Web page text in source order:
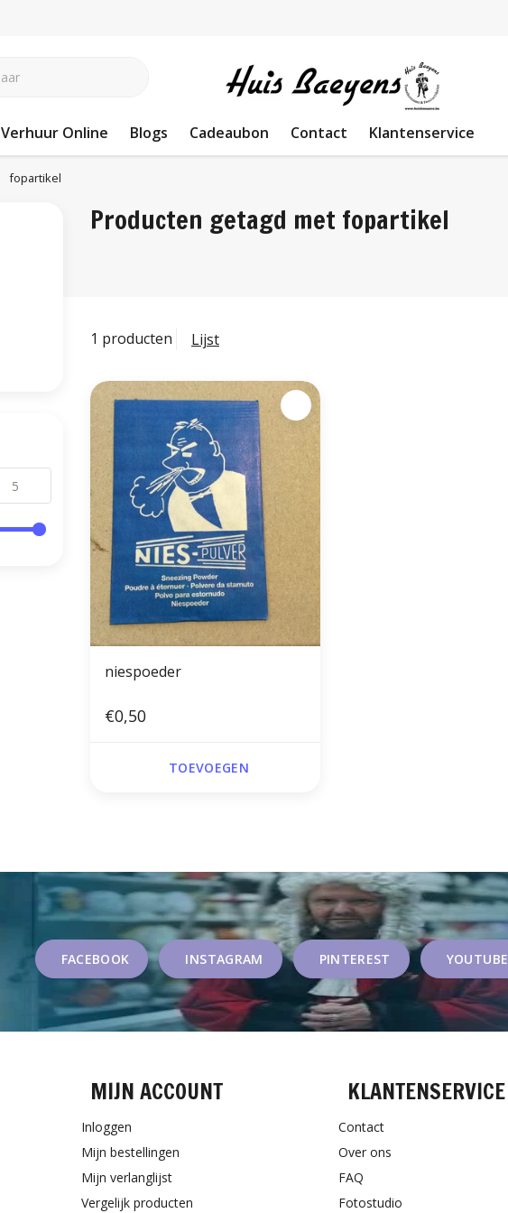
Verhuur Online Blogs Cadeaubon Contact Klantenservice
fopartikel
Producten getagd met fopartikel
1 producten Lijst
niespoeder
€0,50
TOEVOEGEN
FACEBOOK INSTAGRAM PINTEREST YOUTUBE
MIJN ACCOUNT
Inloggen
Mijn bestellingen
Mijn verlanglijst
Vergelijk producten
KLANTENSERVICE
Contact
Over ons
FAQ
Fotostudio